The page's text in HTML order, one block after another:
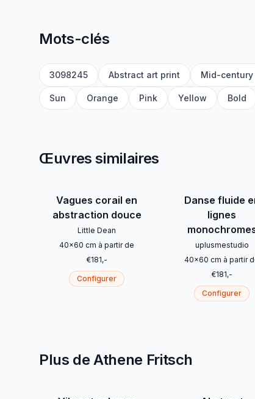
Mots-clés
3098245 Abstract art print Mid-century
Sun Orange Pink Yellow Bold
Œuvres similaires
Vagues corail en
abstraction douce
Little Dean
40x60 cm à partir de
€181,-
Configurer
Danse fluide
lignes
uplusmestudio
40x60 cm à partir
€181,-
Configurer
Plus de Athene Fritsch